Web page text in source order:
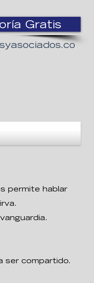
Gratis
permite hablar
ser compartido.